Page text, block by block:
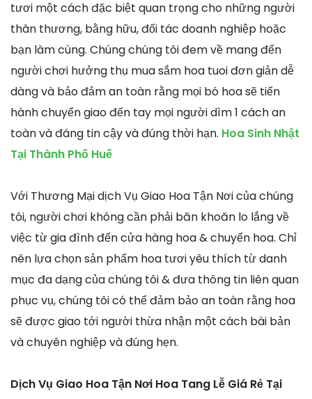
tươi một cách đặc biệt quan trọng cho những người
thân thương, bằng hữu, đối tác doanh nghiệp hoặc
bạn làm cùng. Chúng chúng tôi đem về mang đến
người chơi hưởng thụ mua sắm hoa tuoi đơn giản dễ
dàng và bảo đảm an toàn rằng mọi bó hoa sẽ tiến
hành chuyển giao đến tay mọi người dìm 1 cách an
toàn và đáng tin cậy và đúng thời hạn. Hoa Sinh Nhật
Tại Thành Phố Huế
Với Thương Mại dịch Vụ Giao Hoa Tận Nơi của chúng
tôi, người chơi không cần phải băn khoăn lo lắng về
việc từ gia đình đến cửa hàng hoa & chuyển hoa. Chỉ
nên lựa chọn sản phẩm hoa tươi yêu thích từ danh
mục đa dạng của chúng tôi & đưa thông tin liên quan
phục vụ, chúng tôi có thể đảm bảo an toàn rằng hoa
sẽ được giao tới người thừa nhận một cách bài bản
và chuyên nghiệp và đúng hẹn.
Dịch Vụ Giao Hoa Tận Nơi Hoa Tang Lễ Giá Rẻ Tại